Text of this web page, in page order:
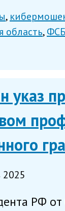
область ФСБ
указ
РФ